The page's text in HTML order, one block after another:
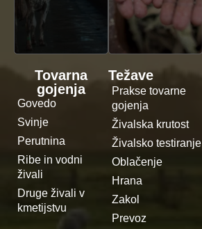
Tovarna
gojenja
Govedo
Svinje
Perutnina
Ribe in vodni
živali
Druge živali v
kmetijstvu
Težave
Prakse tovarne
gojenja
Živalska krutost
Živalsko testiranje
Oblačenje
Hrana
Zakol
Prevoz